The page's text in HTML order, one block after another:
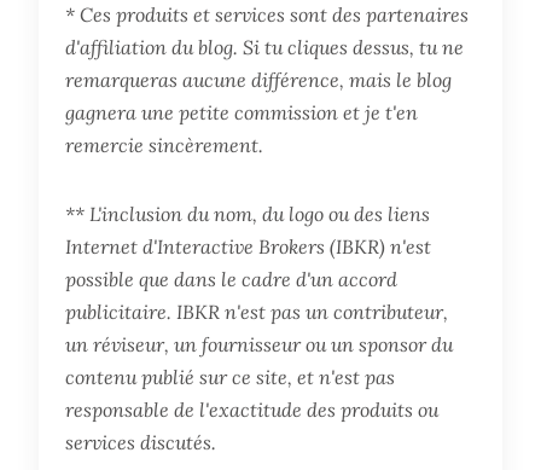
* Ces produits et services sont des partenaires
d'affiliation du blog. Si tu cliques dessus, tu ne
remarqueras aucune différence, mais le blog
gagnera une petite commission et je t'en
remercie sincèrement.
** L'inclusion du nom, du logo ou des liens
Internet d'Interactive Brokers (IBKR) n'est
possible que dans le cadre d'un accord
publicitaire. IBKR n'est pas un contributeur,
un réviseur, un fournisseur ou un sponsor du
contenu publié sur ce site, et n'est pas
responsable de l'exactitude des produits ou
services discutés.